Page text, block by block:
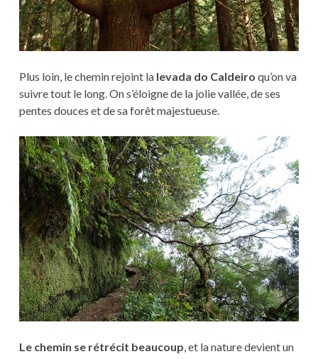
Plus loin, le chemin rejoint la levada do Caldeiro qu’on va
suivre tout le long. On s’éloigne de la jolie vallée, de ses
pentes douces et de sa forêt majestueuse.
Le chemin se rétrécit beaucoup, et la nature devient un